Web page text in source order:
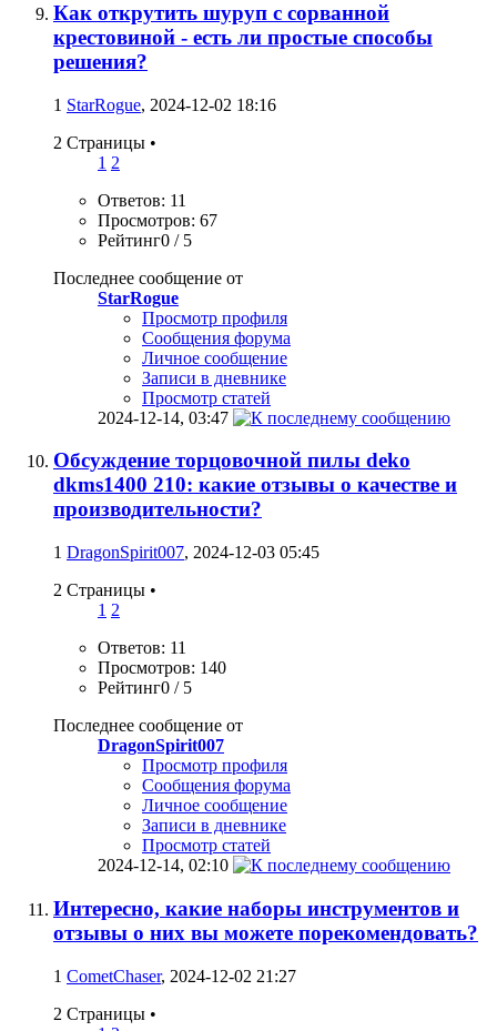
Как открутить шуруп с сорванной
крестовиной - есть ли простые способы
решения?
1 StarRogue, 2024-12-02 18:16
2 Страницы •
1 2
Ответов: 11
Просмотров: 67
Рейтинг0 / 5
Последнее сообщение от
StarRogue
Просмотр профиля
Сообщения форума
Личное сообщение
Записи в дневнике
Просмотр статей
2024-12-14, 03:47
Обсуждение торцовочной пилы deko
dkms1400 210: какие отзывы о качестве и
производительности?
1 DragonSpirit007, 2024-12-03 05:45
2 Страницы •
1 2
Ответов: 11
Просмотров: 140
Рейтинг0 / 5
Последнее сообщение от
DragonSpirit007
Просмотр профиля
Сообщения форума
Личное сообщение
Записи в дневнике
Просмотр статей
2024-12-14, 02:10
Интересно, какие наборы инструментов и
отзывы о них вы можете порекомендовать?
1 CometChaser, 2024-12-02 21:27
2 Страницы •